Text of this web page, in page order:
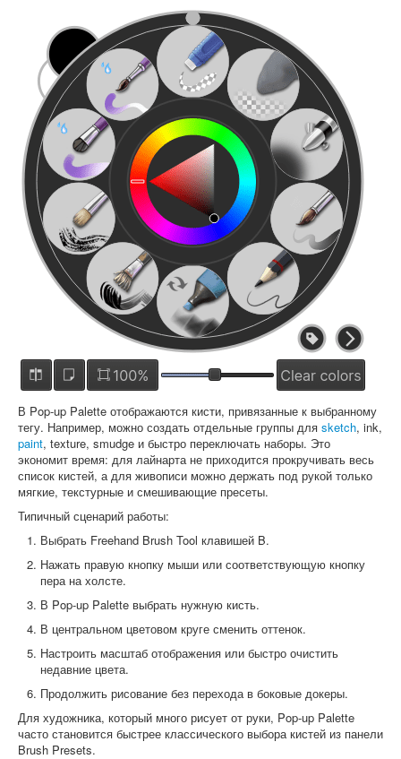
В Pop-up Palette отображаются кисти, привязанные к выбранному
тегу. Например, можно создать отдельные группы для sketch, ink,
paint, texture, smudge и быстро переключать наборы. Это
экономит время: для лайнарта не приходится прокручивать весь
список кистей, а для живописи можно держать под рукой только
мягкие, текстурные и смешивающие пресеты.
Типичный сценарий работы:
Выбрать Freehand Brush Tool клавишей B.
Нажать правую кнопку мыши или соответствующую кнопку
пера на холсте.
В Pop-up Palette выбрать нужную кисть.
В центральном цветовом круге сменить оттенок.
Настроить масштаб отображения или быстро очистить
недавние цвета.
Продолжить рисование без перехода в боковые докеры.
Для художника, который много рисует от руки, Pop-up Palette
часто становится быстрее классического выбора кистей из панели
Brush Presets.